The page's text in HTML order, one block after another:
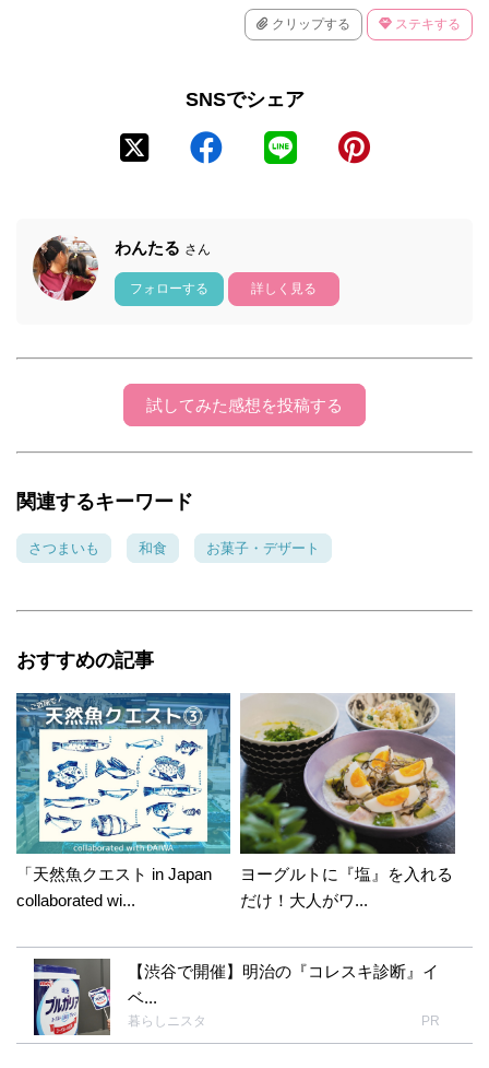
クリップする ステキする
SNSでシェア
わんたる さん
フォローする 詳しく見る
試してみた感想を投稿する
関連するキーワード
さつまいも 和食 お菓子・デザート
おすすめの記事
「天然魚クエスト in Japan
collaborated wi...
ヨーグルトに『塩』を入れる
だけ！大人がワ...
【渋谷で開催】明治の『コレスキ診断』イ
ベ...
暮らしニスタ PR